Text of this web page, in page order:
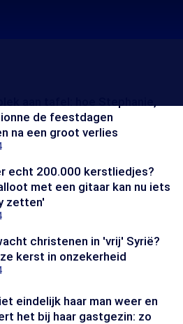
de feestdagen
na een groot verlies
echt 200.000 kerstliedjes?
met een gitaar kan nu iets
zetten'
christenen in 'vrij' Syrië?
kerst in onzekerheid
eindelijk haar man weer en
het bij haar gastgezin: zo